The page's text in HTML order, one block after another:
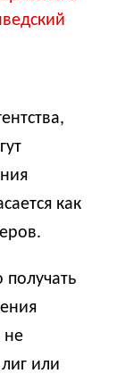
как
не
или